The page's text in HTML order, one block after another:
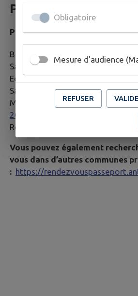
Prendre RDV en ligne :
Par téléphone
Besançon :
03 81 61 52 55
Saint-Vit :
Ecole-Valentin :03 81 53 70 56
Saône :
03 81 55 71 31
Marchaux-Chaudefontaine :
03 81
20 28 29
Roche-lez-Beaupré :
Vous pouvez également
vous dans d’autres communes
: https://
Obligatoire
Mesure d'audience
REFUSER